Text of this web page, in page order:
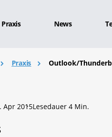
Praxis News
Praxis Outlook/
Apr 2015Lesedauer 4 Min.